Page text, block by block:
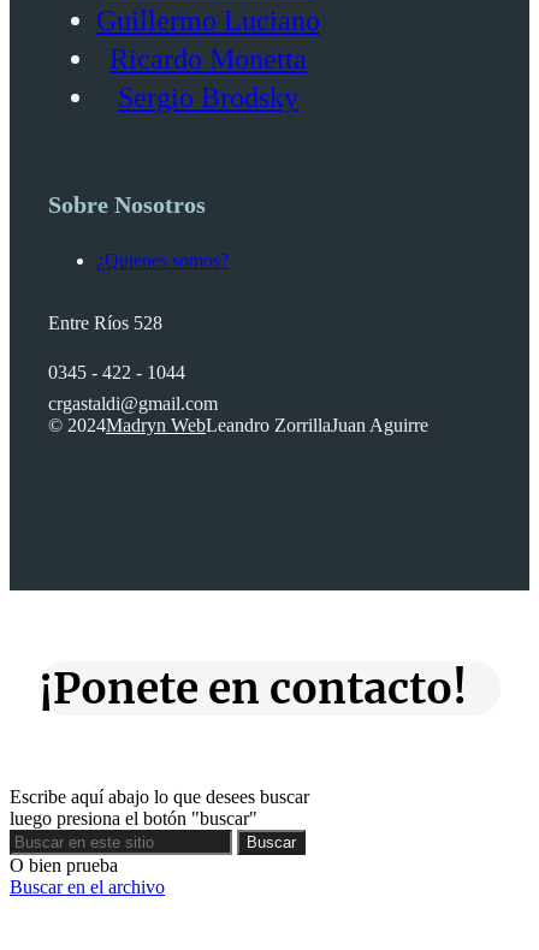
Guillermo Luciano
Ricardo Monetta
Sergio Brodsky
Sobre Nosotros
¿Quienes somos?
Entre Ríos 528
0345 - 422 - 1044
crgastaldi@gmail.com
© 2024Madryn WebLeandro ZorrillaJuan Aguirre
¡Ponete en contacto!
Escribe aquí abajo lo que desees buscar
luego presiona el botón "buscar"
Buscar
Buscar
O bien prueba
Buscar en el archivo